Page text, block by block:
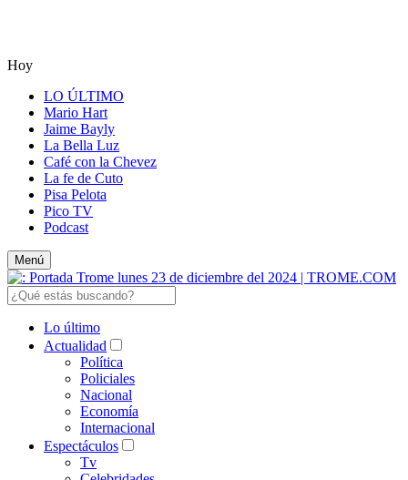
Hoy
LO ÚLTIMO
Mario Hart
Jaime Bayly
La Bella Luz
Café con la Chevez
La fe de Cuto
Pisa Pelota
Pico TV
Podcast
Menú
Lo último
Actualidad
Política
Policiales
Nacional
Economía
Internacional
Espectáculos
Tv